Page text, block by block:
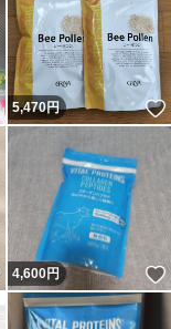
いいね！
5,470円
いいね！
4,600円